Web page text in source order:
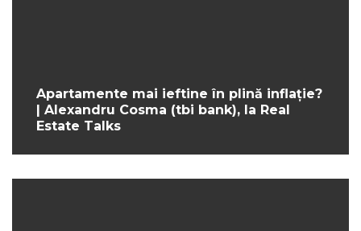
Apartamente mai ieftine în plină inflație?
| Alexandru Cosma (tbi bank), la Real
Estate Talks